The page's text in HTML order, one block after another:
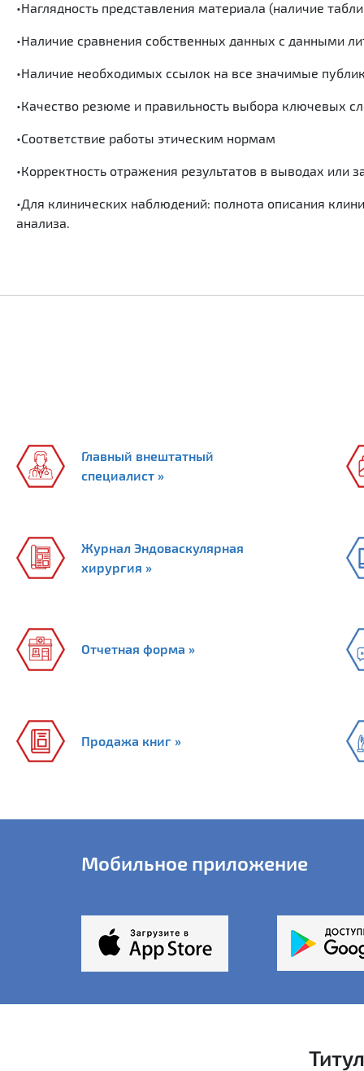
•Наглядность представления материала (наличие
•Наличие сравнения собственных данных с данными
•Наличие необходимых ссылок на все значимые
•Качество резюме и правильность выбора ключевых
•Соответствие работы этическим нормам
•Корректность отражения результатов в выводах или
•Для клинических наблюдений: полнота описания
анализа.
Главный внештатный
специалист »
Журнал Эндоваскулярная
хирургия »
Отчетная форма »
Продажа книг »
Мобильное приложение